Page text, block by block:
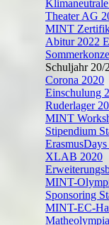
Theater AG
MINT
Abitur 2022
Schuljahr 20/
Corona 2020
Einschulung
Ruderlager
MINT
Stipendium
XLAB 2020
MINT-
Sponsoring
MINT-EC-